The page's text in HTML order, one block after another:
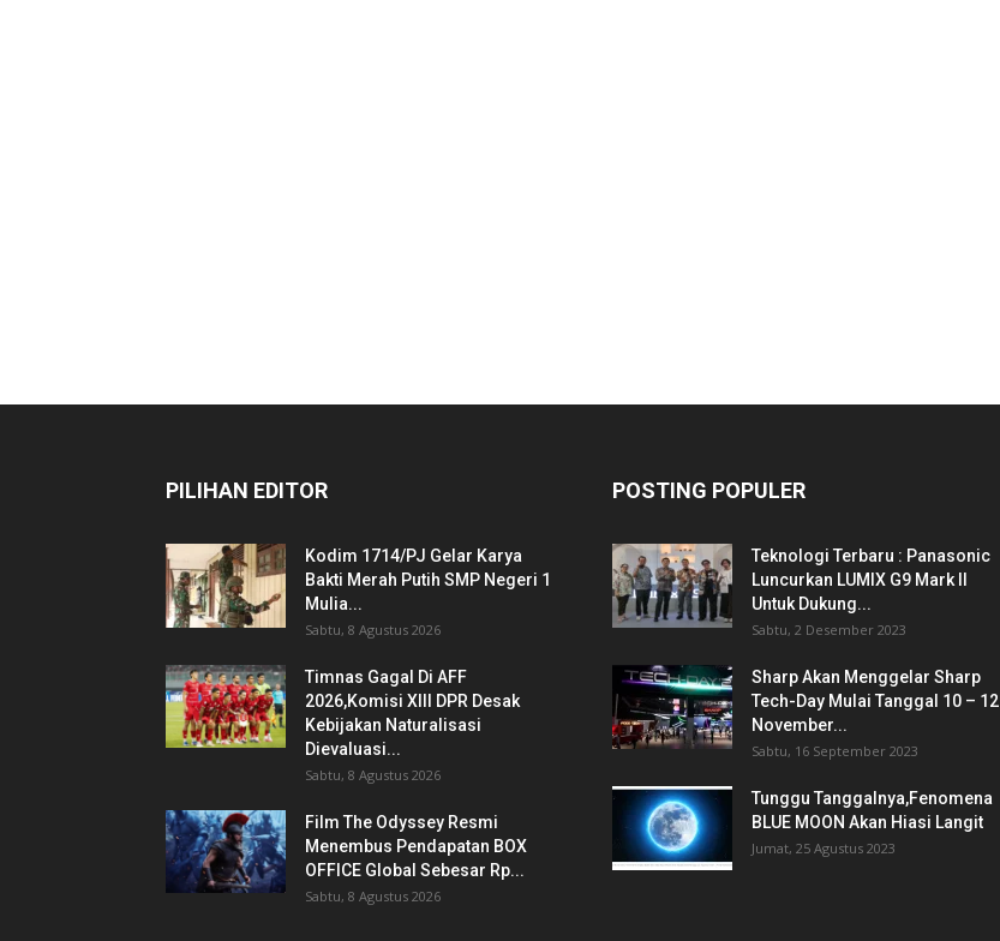
PILIHAN EDITOR
Kodim 1714/PJ Gelar Karya
Bakti Merah Putih SMP Negeri 1
Mulia...
Sabtu, 8 Agustus 2026
Timnas Gagal Di AFF
2026,Komisi XIII DPR Desak
Kebijakan Naturalisasi
Dievaluasi...
Sabtu, 8 Agustus 2026
Film The Odyssey Resmi
Menembus Pendapatan BOX
OFFICE Global Sebesar Rp...
Sabtu, 8 Agustus 2026
POSTING POPULER
Teknologi Terbaru : Panasonic
Luncurkan LUMIX G9 Mark II
Untuk Dukung...
Sabtu, 2 Desember 2023
Sharp Akan Menggelar Sharp
Tech-Day Mulai Tanggal 10 – 12
November...
Sabtu, 16 September 2023
Tunggu Tanggalnya,Fenomena
BLUE MOON Akan Hiasi Langit
Jumat, 25 Agustus 2023